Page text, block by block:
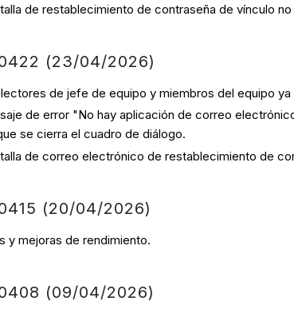
de restablecimiento de contraseña de vínculo
(23/04/2026)
de jefe de equipo y miembros del equipo
de error "No hay aplicación de correo
se cierra el cuadro de diálogo.
de correo electrónico de restablecimiento de
(20/04/2026)
y mejoras de rendimiento.
(09/04/2026)